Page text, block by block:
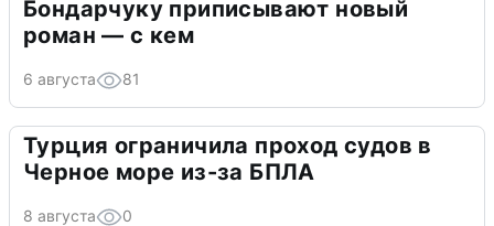
Бондарчуку приписывают новый
роман — с кем
6 августа 81
Турция ограничила проход судов в
Черное море из-за БПЛА
8 августа 0